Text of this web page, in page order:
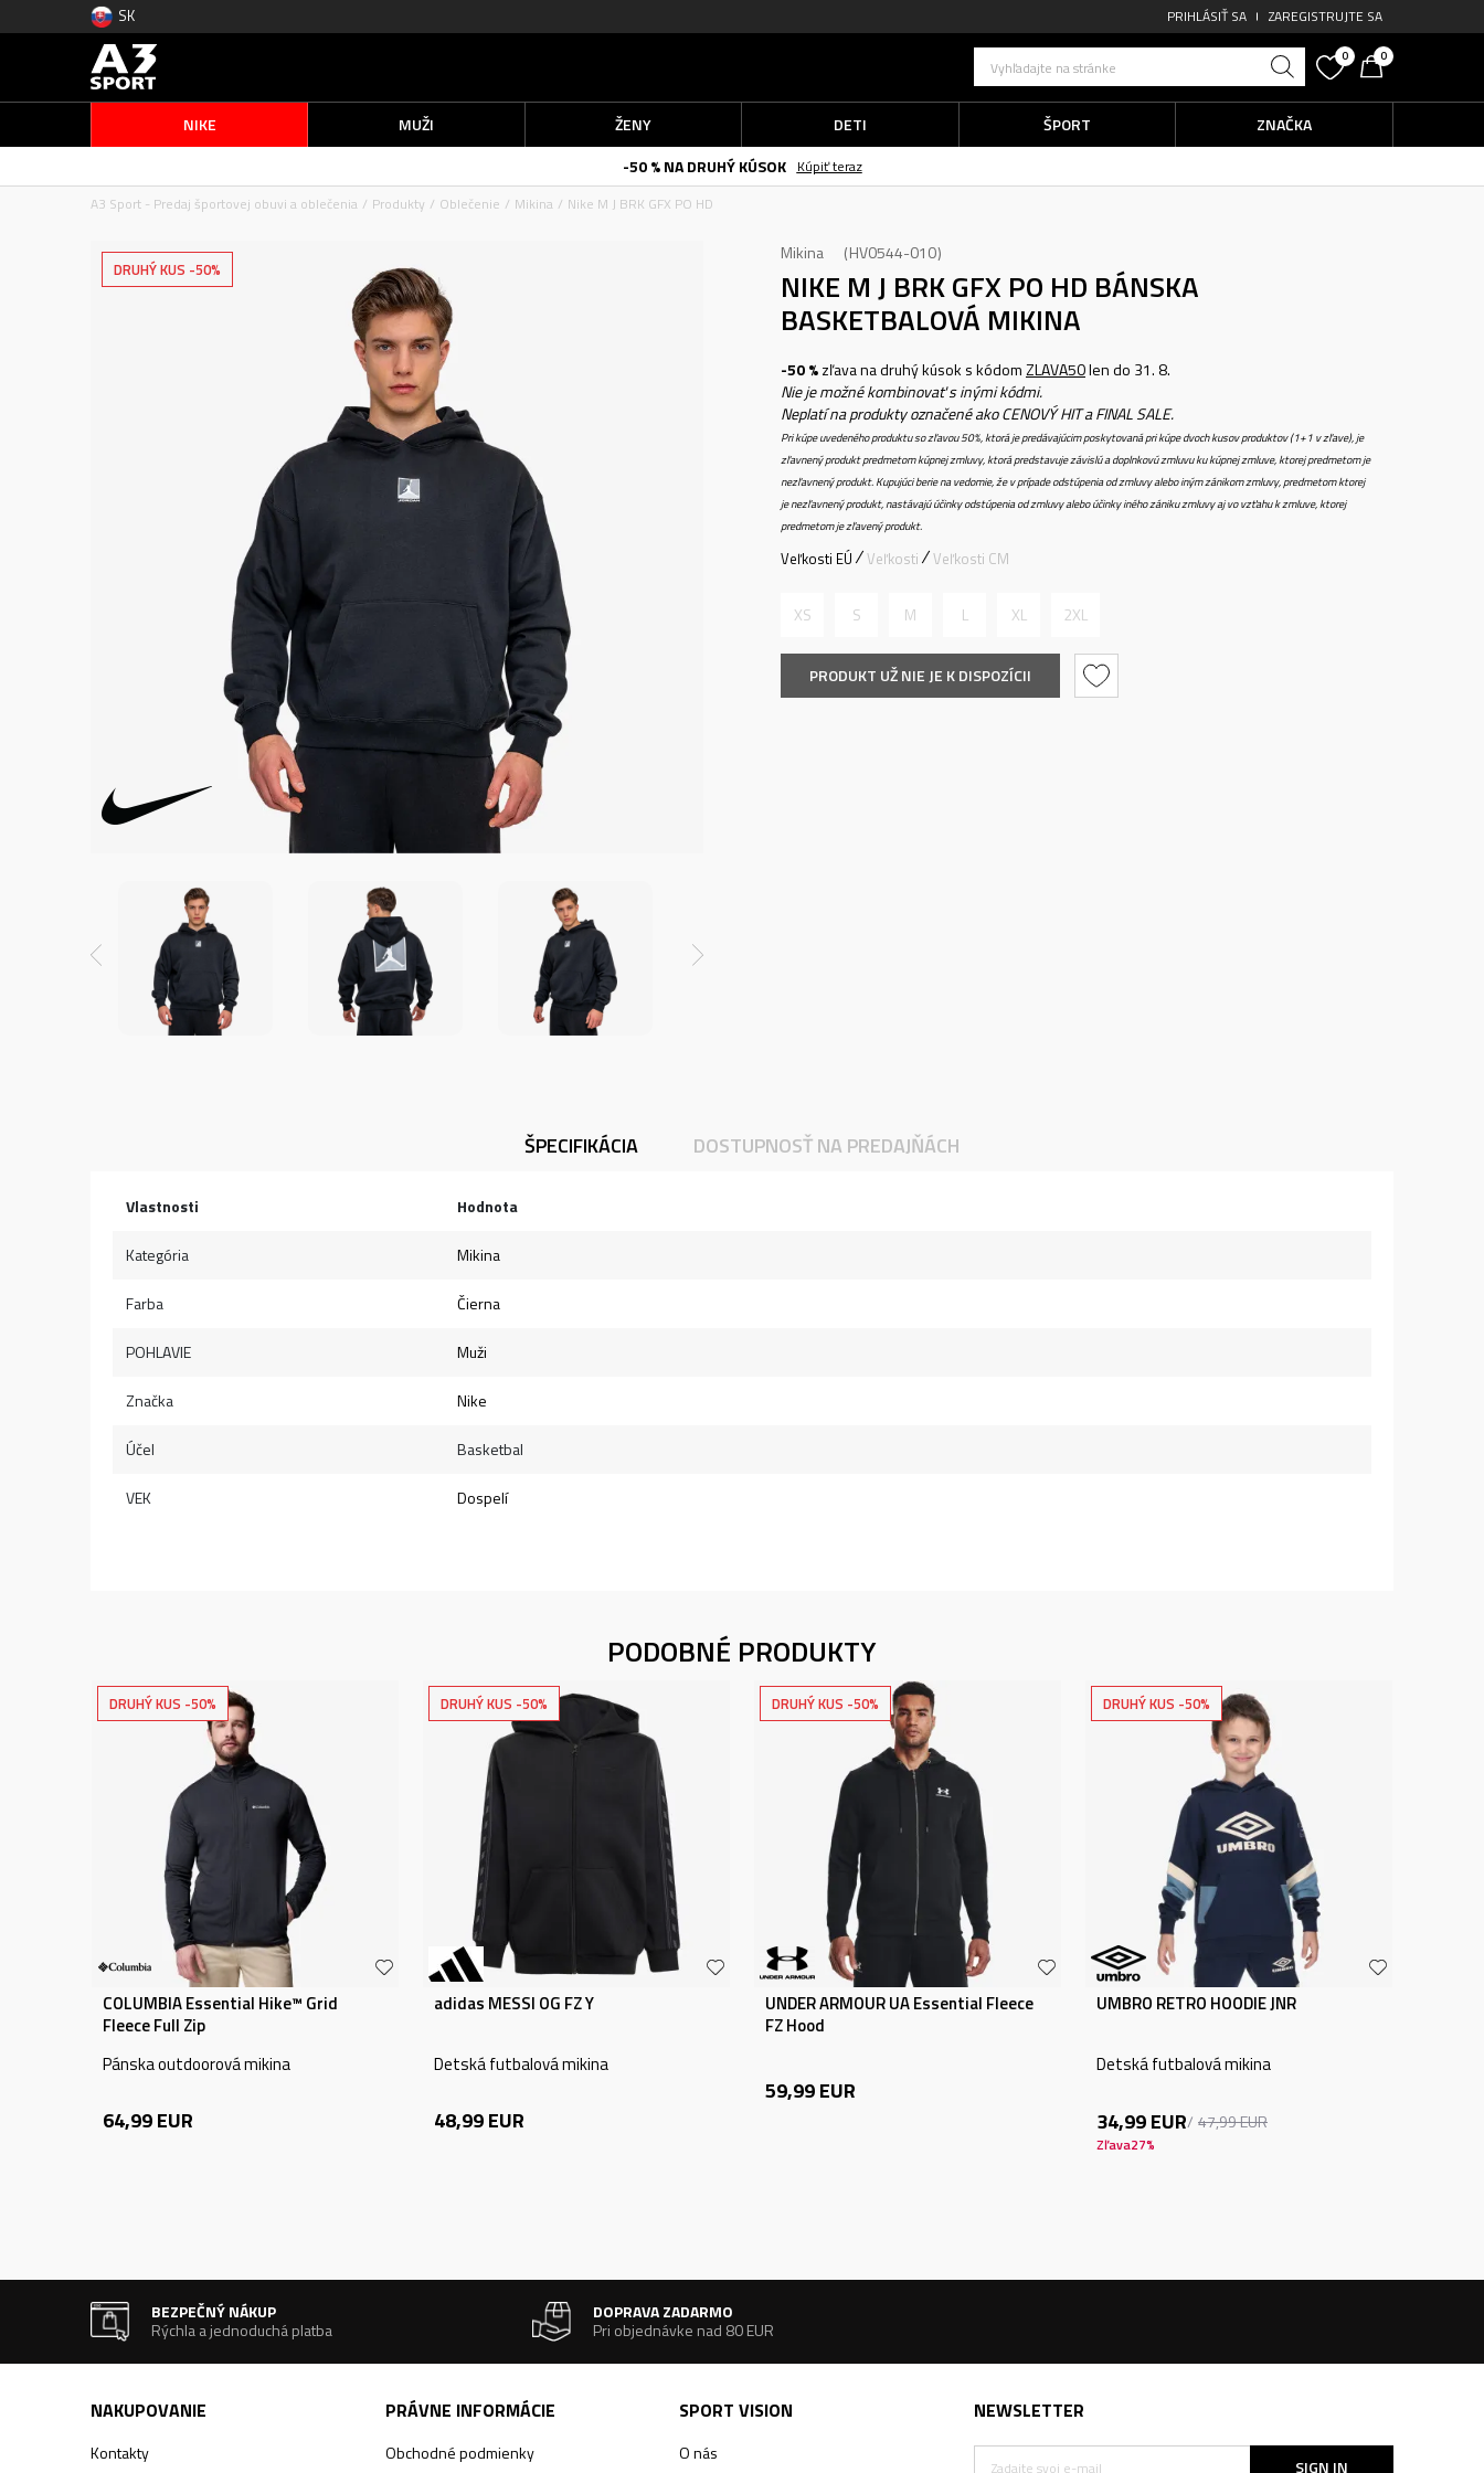
SK PRIHLÁSIŤ SA ZAREGISTRUJTE SA
Vyhľadajte na stránke
0 0
NIKE MUŽI ŽENY DETI ŠPORT
ZNAČKA
-50 % NA DRUHÝ KÚSOK
Kúpiť teraz
A3 Sport - Predaj športovej obuvi a oblečenia
Produkty Oblečenie Mikina Nike M J BRK GFX PO HD
DRUHÝ KUS -50%
Mikina HV0544-010
NIKE M J BRK GFX PO HD BÁNSKA
BASKETBALOVÁ MIKINA
-50 %zľava na druhý kúsok s kódomZLAVA50len do 31. 8.
Nie je možné kombinovať s inými kódmi.
Neplatí na produkty označené ako CENOVÝ HIT a FINAL SALE.
Pri kúpe uvedeného produktu so zľavou 50%, ktorá je predávajúcim poskytovaná pri kúpe dvoch kusov produktov (1+1 v zľave), je
zľavnený produkt predmetom kúpnej zmluvy, ktorá predstavuje závislú a doplnkovú zmluvu ku kúpnej zmluve, ktorej predmetom je
nezľavnený produkt. Kupujúci berie na vedomie, že v prípade odstúpenia od zmluvy alebo iným zánikom zmluvy, predmetom ktorej
je nezľavnený produkt, nastávajú účinky odstúpenia od zmluvy alebo účinky iného zániku zmluvy aj vo vzťahu k zmluve, ktorej
predmetom je zľavený produkt.
Veľkosti EÚ Veľkosti Veľkosti CM
XS S M L XL 2XL
PRODUKT UŽ NIE JE K DISPOZÍCII
ŠPECIFIKÁCIA DOSTUPNOSŤ NA PREDAJŇÁCH
Vlastnosti Hodnota
Kategória Mikina
Farba Čierna
POHLAVIE Muži
Značka Nike
Účel Basketbal
VEK Dospelí
PODOBNÉ PRODUKTY
DRUHÝ KUS -50%
COLUMBIA Essential Hike™ Grid
Fleece Full Zip
Pánska outdoorová mikina
64,99EUR
DRUHÝ KUS -50%
adidas MESSI OG FZ Y
Detská futbalová mikina
48,99EUR
DRUHÝ KUS -50%
UNDER ARMOUR UA Essential Fleece
FZ Hood
59,99EUR
DRUHÝ KUS -50%
UMBRO RETRO HOODIE JNR
Detská futbalová mikina
34,99EUR 47,99EUR
Zľava27%
BEZPEČNÝ NÁKUP
Rýchla a jednoduchá platba
DOPRAVA ZADARMO
Pri objednávke nad 80 EUR
NAKUPOVANIE
Kontakty
PRÁVNE INFORMÁCIE
Obchodné podmienky
SPORT VISION
O nás
NEWSLETTER
SIGN IN